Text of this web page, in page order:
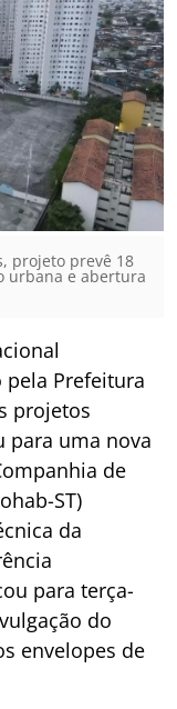
projeto prevê 18
urbana e abertura
Prefeitura
projetos
para uma nova
de
ST)
da
para terça-
do
envelopes de